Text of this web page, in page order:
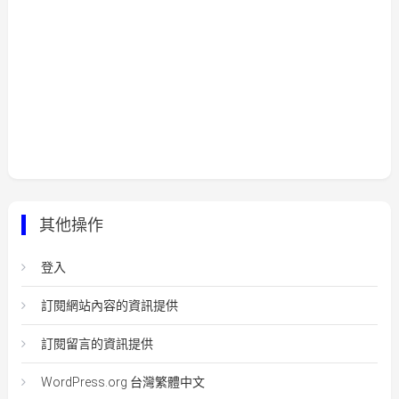
其他操作
登入
訂閱網站內容的資訊提供
訂閱留言的資訊提供
WordPress.org 台灣繁體中文